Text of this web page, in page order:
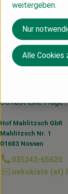
Türkei
MorgenLand
Du hast eine
Hof Mahlitzsch GbR
Mahlitzsch Nr. 1
01683 Nossen
035242-65620
oekokiste (at)
weitergeben.
Nur
Alle Cookies